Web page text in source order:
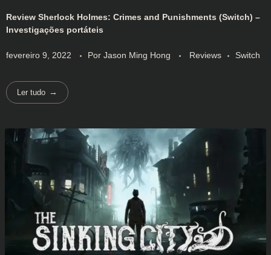
Review Sherlock Holmes: Crimes and Punishments (Switch) –
Investigações portáteis
fevereiro 9, 2022 Por Jason Ming Hong Reviews Switch
Ler tudo